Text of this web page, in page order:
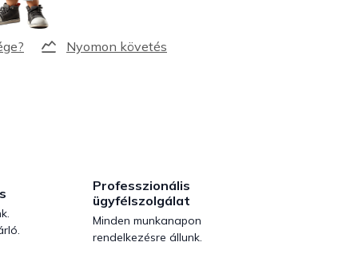
Nyomon követés
Professzionális
ügyfélszolgálat
Minden munkanapon
rendelkezésre állunk.